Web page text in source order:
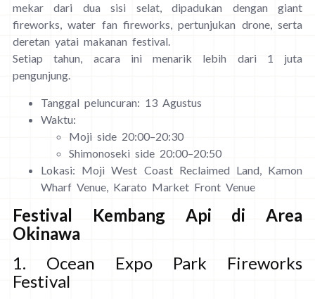
mekar dari dua sisi selat, dipadukan dengan giant
fireworks, water fan fireworks, pertunjukan drone, serta
deretan yatai makanan festival.
Setiap tahun, acara ini menarik lebih dari 1 juta
pengunjung.
Tanggal peluncuran: 13 Agustus
Waktu:
Moji side 20:00–20:30
Shimonoseki side 20:00–20:50
Lokasi: Moji West Coast Reclaimed Land, Kamon
Wharf Venue, Karato Market Front Venue
Festival Kembang Api di Area
Okinawa
1. Ocean Expo Park Fireworks
Festival